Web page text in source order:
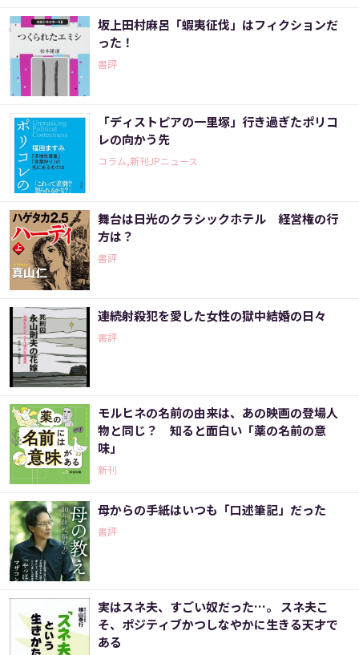
坂上田村麻呂「蝦夷征伐」はフィクションだ
った！
書評
「ディストピアの一里塚」行き過ぎたポリコ
レの向かう先
コラム,新刊JPニュース
舞台は日光のクラシックホテル 経営権の行
方は？
書評
連続射殺犯を愛した女性の獄中結婚の日々
書評
モルヒネの名前の由来は、あの映画の登場人
物と同じ？ 知ると面白い「薬の名前の意
味」
新刊
母からの手紙はいつも「口述筆記」だった
書評
実はスネ夫、すごい奴だった…。 スネ夫こ
そ、ポジティブかつしなやかに生きる天才で
ある